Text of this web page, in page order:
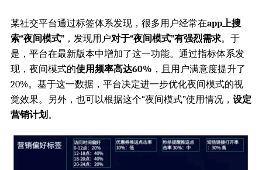
某社交平台通过标签体系发现，很多用户经常在app上搜
索“夜间模式” ，发现用户对于“夜间模式”有强烈需求。于
是，平台在最新版本中增加了这一功能。通过指标体系发
现，夜间模式的使用频率高达60% ，且用户满意度提升了
20%。基于这一数据，平台决定进一步优化夜间模式的视
觉效果。另外，也可以根据这个“夜间模式”使用情况， 设定
营销计划 。